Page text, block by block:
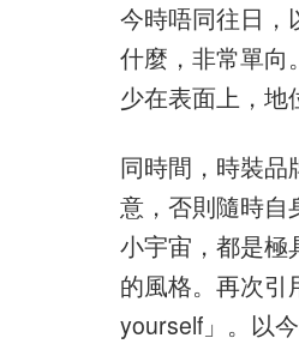
今時唔同往日，
什麼，非常單向
少在表面上，地
同時間，時裝品
意，否則隨時自
小宇宙，都是極
的風格。再次引
yourself」。以